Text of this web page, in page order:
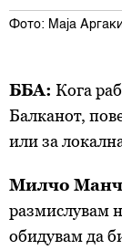
Фото: Маја
ББА: Кога
Балканот,
или за
Милчо
размислувам
обидувам да